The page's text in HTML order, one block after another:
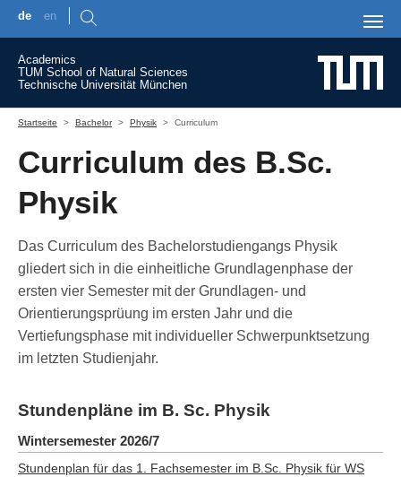
de en
Academics
TUM School of Natural Sciences
Technische Universität München
Startseite
Bachelor Physik Curriculum
Curriculum des B.Sc.
Physik
Das Curriculum des Bachelorstudiengangs Physik
gliedert sich in die einheitliche Grundlagenphase der
ersten vier Semester mit der Grundlagen- und
Orientierungsprüung im ersten Jahr und die
Vertiefungsphase mit individueller Schwerpunktsetzung
im letzten Studienjahr.
Stundenpläne im B. Sc. Physik
Wintersemester 2026/7
Stundenplan für das 1. Fachsemester im B.Sc. Physik für WS